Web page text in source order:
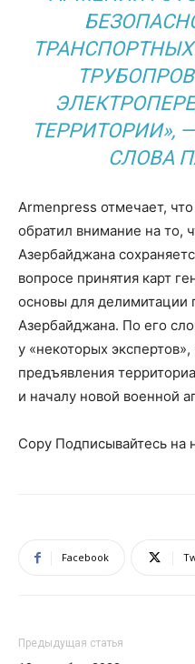
ТЕРРИТОРИИ»,
СЛОВА
Armenpress отмечает,
обратил внимание на то,
Азербайджана
вопросе принятия карт
основы для делимитации
Азербайджана. По его
у «некоторых
предъявления
и началу новой военной
Copy Подписывайтесь на
Facebook
Предыдущая статья